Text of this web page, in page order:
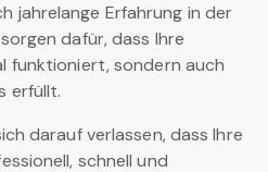
jahrelange Erfahrung in der
dafür, dass Ihre
funktioniert, sondern auch
erfüllt.
darauf verlassen, dass Ihre
schnell und